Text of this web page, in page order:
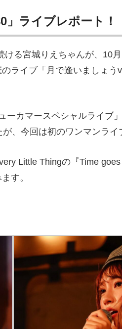
ライブレポート！
る宮城りえちゃんが、10
ライブ「月で逢いましょう
ーカマースペシャルライブ
、今回は初のワンマンライ
Little Thingの『Time
す。